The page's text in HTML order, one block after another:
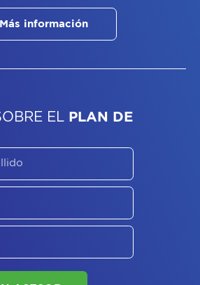
Más información
SOBREELPLAN DE